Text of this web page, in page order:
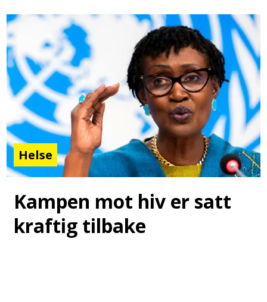
Helse
Kampen mot hiv er satt
kraftig tilbake